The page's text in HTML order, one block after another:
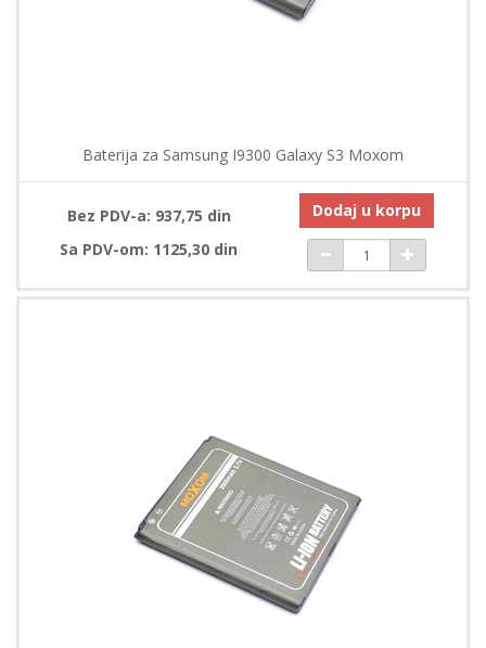
Baterija za Samsung I9300 Galaxy S3 Moxom
Bez PDV-a: 937,75 din
Sa PDV-om: 1125,30 din
Dodaj u korpu